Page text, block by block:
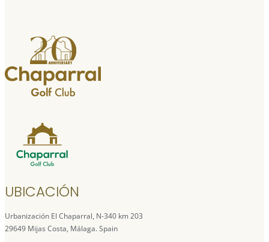
UBICACIÓN
Urbanización El Chaparral, N-340 km 203
29649 Mijas Costa, Málaga. Spain